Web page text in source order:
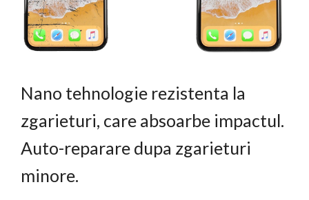
Nano tehnologie rezistenta la
zgarieturi, care absoarbe impactul.
Auto-reparare dupa zgarieturi
minore.